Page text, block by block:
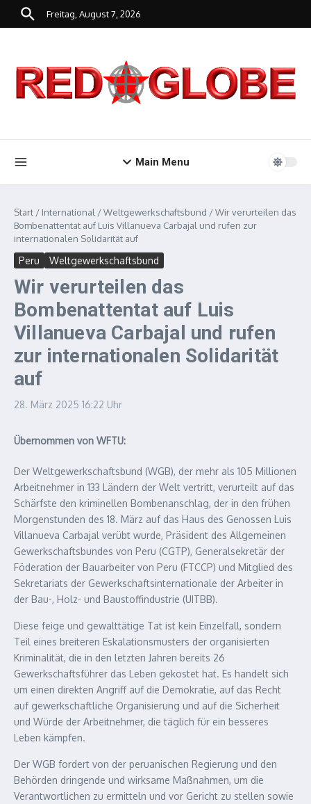
Zum Inhalt springen
Freitag, August 7, 2026
Main Menu
Start / International /Weltgewerkschaftsbund /Wir verurteilen das
Bombenattentat auf Luis Villanueva Carbajal und rufen zur
internationalen Solidarität auf
Peru Weltgewerkschaftsbund
Wir verurteilen das
Bombenattentat auf Luis
Villanueva Carbajal und rufen
zur internationalen Solidarität
auf
28. März 2025 16:22 Uhr
Übernommen von WFTU:
Der Weltgewerkschaftsbund (WGB), der mehr als 105 Millionen
Arbeitnehmer in 133 Ländern der Welt vertritt, verurteilt auf das
Schärfste den kriminellen Bombenanschlag, der in den frühen
Morgenstunden des 18. März auf das Haus des Genossen Luis
Villanueva Carbajal verübt wurde, Präsident des Allgemeinen
Gewerkschaftsbundes von Peru (CGTP), Generalsekretär der
Föderation der Bauarbeiter von Peru (FTCCP) und Mitglied des
Sekretariats der Gewerkschaftsinternationale der Arbeiter in
der Bau-, Holz- und Baustoffindustrie (UITBB).
Diese feige und gewalttätige Tat ist kein Einzelfall, sondern
Teil eines breiteren Eskalationsmusters der organisierten
Kriminalität, die in den letzten Jahren bereits 26
Gewerkschaftsführer das Leben gekostet hat. Es handelt sich
um einen direkten Angriff auf die Demokratie, auf das Recht
auf gewerkschaftliche Organisierung und auf die Sicherheit
und Würde der Arbeitnehmer, die täglich für ein besseres
Leben kämpfen.
Der WGB fordert von der peruanischen Regierung und den
Behörden dringende und wirksame Maßnahmen, um die
Verantwortlichen zu ermitteln und vor Gericht zu stellen sowie